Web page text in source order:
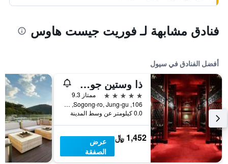
فنادق مشابهة لـ فوريت جيست هاوس
أفضل الفنادق في سيول
ذا وستين جوسون سول
5 نجوم
ممتاز 9.3
106, Sogong-ro, Jung-gu, سيول, كوريا الجنوبية
0.0 كيلومتر عن وسط المدينة
1,452 ﷼
عرض
الصفقة